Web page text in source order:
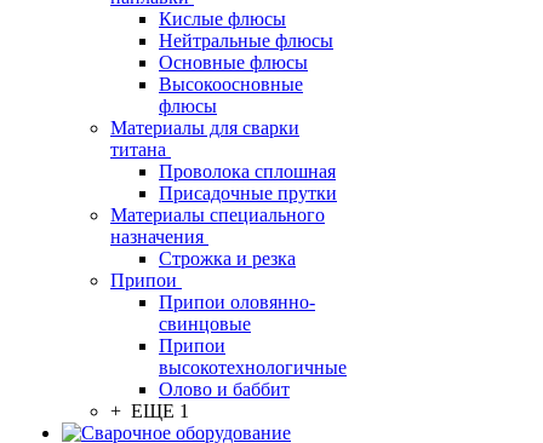
Кислые флюсы
Нейтральные флюсы
Основные флюсы
Высокоосновные
флюсы
Материалы для сварки
титана
Проволока сплошная
Присадочные прутки
Материалы специального
назначения
Строжка и резка
Припои
Припои оловянно-
свинцовые
Припои
высокотехнологичные
Олово и баббит
+ ЕЩЕ 1